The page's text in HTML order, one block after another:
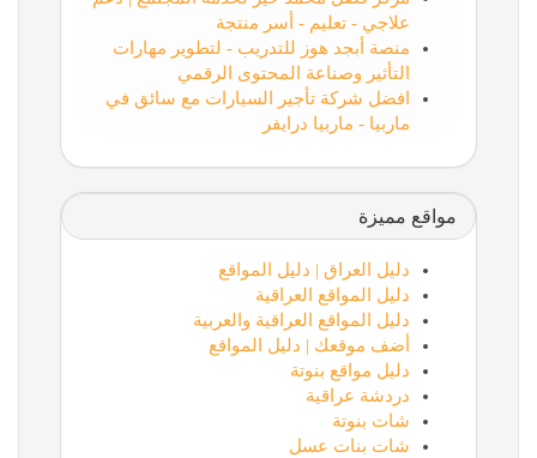
علاجي - تعليم - أسر منتجة
منصة أبجد هوز للتدريب - لتطوير مهارات
التأثير وصناعة المحتوى الرقمي
افضل شركة تأجير السيارات مع سائق في
ماربيا - ماربيا درايفر
مواقع مميزة
دليل العراق | دليل المواقع
دليل المواقع العراقية
دليل المواقع العراقية والعربية
أضف موقعك | دليل المواقع
دليل مواقع بنوتة
دردشة عراقية
شات بنوتة
شات بنات عسل